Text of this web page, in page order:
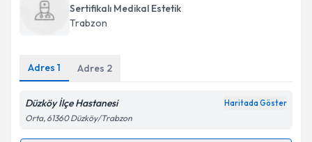
Sertifikalı Medikal Estetik
Trabzon
Adres 1 Adres 2
Düzköy İlçe Hastanesi Haritada Göster
Orta, 61360 Düzköy/Trabzon